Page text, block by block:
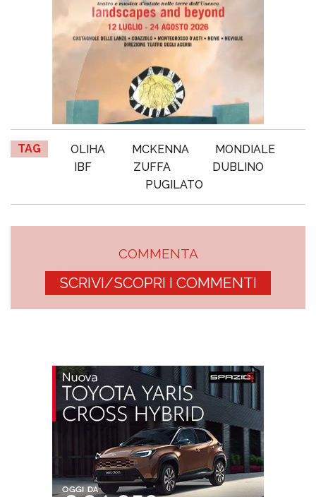
TAG OLIHA MCKENNA
MONDIALE
IBF
ZUFFA
DUBLINO
PUGILATO
COMMENTA
SCRIVI/SCOPRI I COMMENTI